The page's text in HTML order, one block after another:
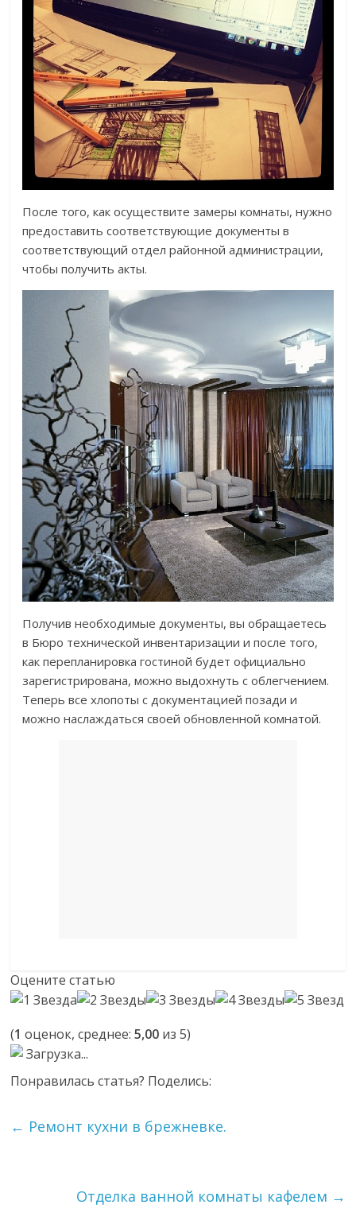
После того, как осуществите замеры комнаты, нужно
предоставить соответствующие документы в
соответствующий отдел районной администрации,
чтобы получить акты.
Получив необходимые документы, вы обращаетесь
в Бюро технической инвентаризации и после того,
как перепланировка гостиной будет официально
зарегистрирована, можно выдохнуть с облегчением.
Теперь все хлопоты с документацией позади и
можно наслаждаться своей обновленной комнатой.
Оцените статью
(1 оценок, среднее:5,00 из 5)
Загрузка...
Понравилась статья? Поделись:
← Ремонт кухни в брежневке.
Отделка ванной комнаты кафелем →